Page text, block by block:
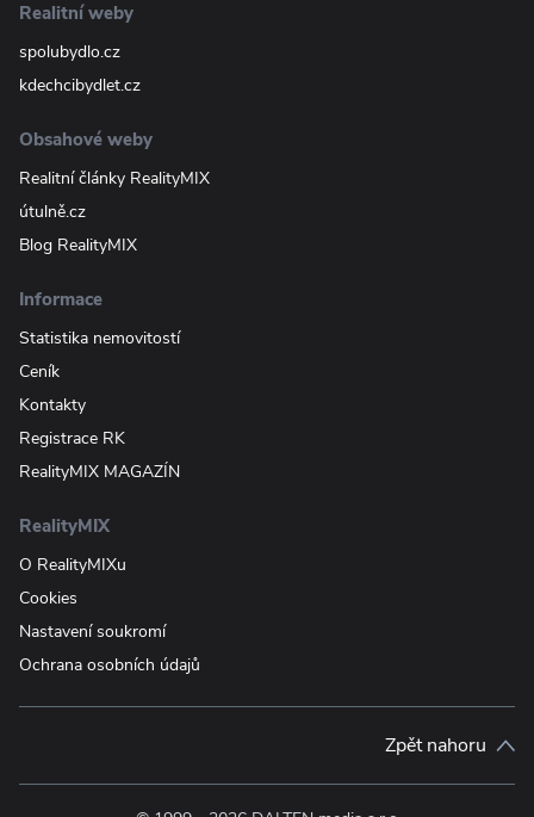
Realitní weby
spolubydlo.cz
kdechcibydlet.cz
Obsahové weby
Realitní články RealityMIX
útulně.cz
Blog RealityMIX
Informace
Statistika nemovitostí
Ceník
Kontakty
Registrace RK
RealityMIX MAGAZÍN
RealityMIX
O RealityMIXu
Cookies
Nastavení soukromí
Ochrana osobních údajů
Zpět nahoru